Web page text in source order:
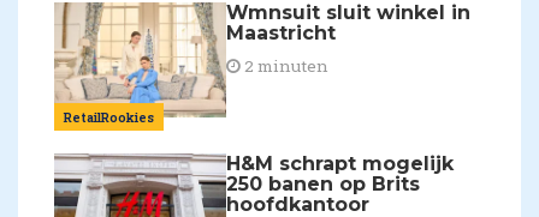
RetailRookies
Wmnsuit sluit winkel in
Maastricht
2 minuten
H&M schrapt mogelijk
250 banen op Brits
hoofdkantoor